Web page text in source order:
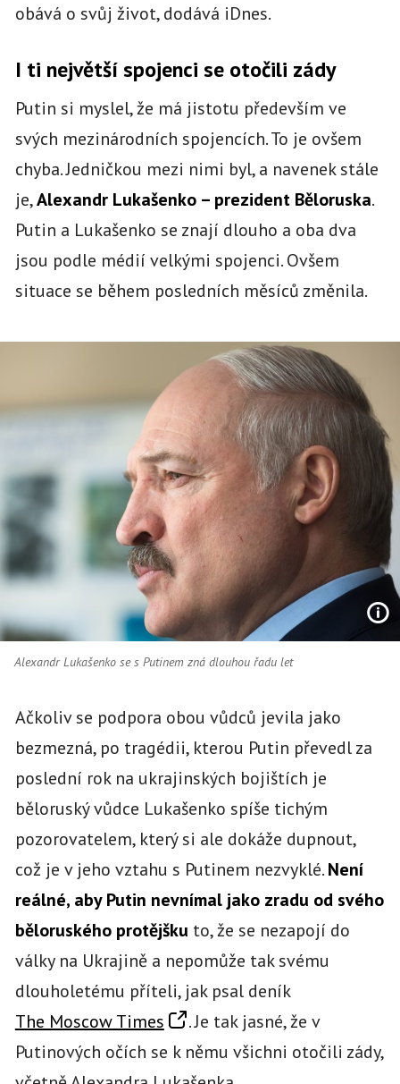
obává o svůj život, dodává iDnes.
I ti největší spojenci se otočili zády
Putin si myslel, že má jistotu především ve
svých mezinárodních spojencích. To je ovšem
chyba. Jedničkou mezi nimi byl, a navenek stále
je,Alexandr Lukašenko – prezident Běloruska.
Putin a Lukašenko se znají dlouho a oba dva
jsou podle médií velkými spojenci. Ovšem
situace se během posledních měsíců změnila.
Alexandr Lukašenko se s Putinem zná dlouhou řadu let
Ačkoliv se podpora obou vůdců jevila jako
bezmezná, po tragédii, kterou Putin převedl za
poslední rok na ukrajinských bojištích je
běloruský vůdce Lukašenko spíše tichým
pozorovatelem, který si ale dokáže dupnout,
což je v jeho vztahu s Putinem nezvyklé.Není
reálné, aby Putin nevnímal jako zradu od svého
běloruského protějšku to, že se nezapojí do
války na Ukrajině a nepomůže tak svému
dlouholetému příteli, jak psal deník
The Moscow Times
. Je tak jasné, že v
Putinových očích se k němu všichni otočili zády,